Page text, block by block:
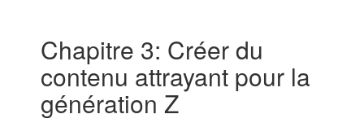
Chapitre 3: Créer du
contenu attrayant pour la
génération Z